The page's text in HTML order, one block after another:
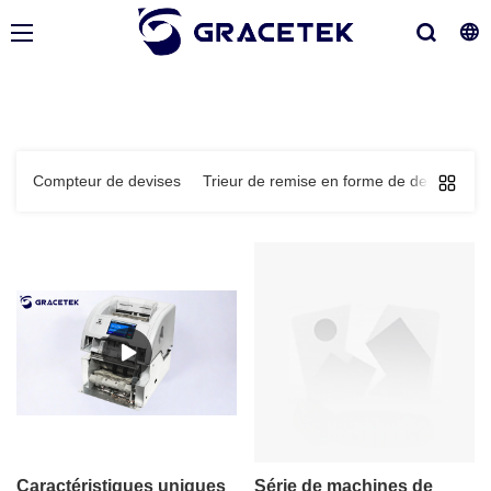
Compteur de devises Trieur de remise en forme de devises
Caractéristiques uniques
Série de machines de